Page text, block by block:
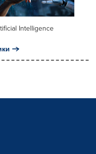
Intelligence